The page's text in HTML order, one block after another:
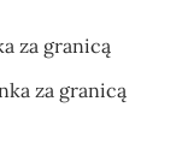
za granicą